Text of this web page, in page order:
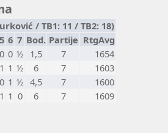
/ TB1: 11 / TB2: 18)
5 6 7 Bod. Partije RtgAvg
0 0 ½ 1,5 7
1654
1 1 ½ 6 7
1603
0 1 ½ 4,5 7
1600
1 1 0 6 7 1609